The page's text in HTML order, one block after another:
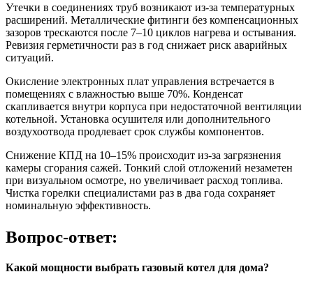
Утечки в соединениях труб возникают из-за температурных
расширений. Металлические фитинги без компенсационных
зазоров трескаются после 7–10 циклов нагрева и остывания.
Ревизия герметичности раз в год снижает риск аварийных
ситуаций.
Окисление электронных плат управления встречается в
помещениях с влажностью выше 70%. Конденсат
скапливается внутри корпуса при недостаточной вентиляции
котельной. Установка осушителя или дополнительного
воздухоотвода продлевает срок службы компонентов.
Снижение КПД на 10–15% происходит из-за загрязнения
камеры сгорания сажей. Тонкий слой отложений незаметен
при визуальном осмотре, но увеличивает расход топлива.
Чистка горелки специалистами раз в два года сохраняет
номинальную эффективность.
Вопрос-ответ:
Какой мощности выбрать газовый котел для дома?